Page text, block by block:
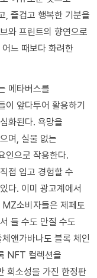
, 즐겁고 행복한 기분을
와 프린트의 향연으로
느 때보다 화려한
메타버스를
이 앞다투어 활용하기
화된다. 욕망을
며, 실물 없는
인으로 작용한다.
접 입고 경험할 수
다. 이미 광고계에서
소비자들은 제페토
들 수도 만질 수도
앤가바나도 블록 체인
NFT 컬렉션을
희소성을 가진 한정판